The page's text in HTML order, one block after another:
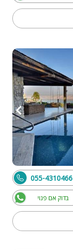
בדוק אם פנוי
055-4310466